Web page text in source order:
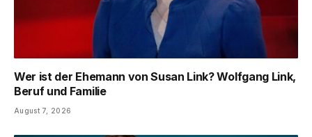
Wer ist der Ehemann von Susan Link? Wolfgang Link,
Beruf und Familie
August 7, 2026